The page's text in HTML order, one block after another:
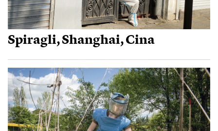
Spiragli, Shanghai, Cina